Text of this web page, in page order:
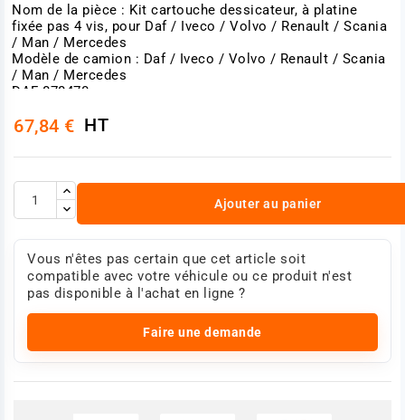
Nom de la pièce : Kit cartouche dessicateur, à platine
fixée pas 4 vis, pour Daf / Iveco / Volvo / Renault / Scania
/ Man / Mercedes
Modèle de camion : Daf / Iveco / Volvo / Renault / Scania
/ Man / Mercedes
DAF 878470
MAN 81521026146
Mercedes 0004294695
Renault 5001826800
Volvo 2042414 - 20424148 - 20546795 - 20773824 -
3097369
Photo non contractuelle.
67,84 € HT
Ajouter au panier
Vous n'êtes pas certain que cet article soit
compatible avec votre véhicule ou ce produit n'est
pas disponible à l'achat en ligne ?
Faire une demande